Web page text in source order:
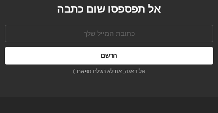
אל תפספסו שום כתבה
אל דאגה, אנו לא נשלח ספאם :)